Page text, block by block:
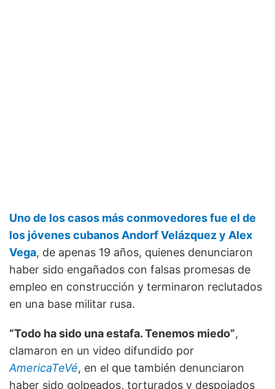
Uno de los casos más conmovedores fue el de
los jóvenes cubanos Andorf Velázquez y Alex
Vega, de apenas 19 años, quienes denunciaron
haber sido engañados con falsas promesas de
empleo en construcción y terminaron reclutados
en una base militar rusa.
“Todo ha sido una estafa. Tenemos miedo”,
clamaron en un video difundido por
AmericaTeVé, en el que también denunciaron
haber sido golpeados, torturados y despojados